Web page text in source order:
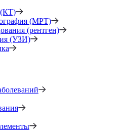
(КТ)
(МРТ)
(рентген)
(УЗИ)